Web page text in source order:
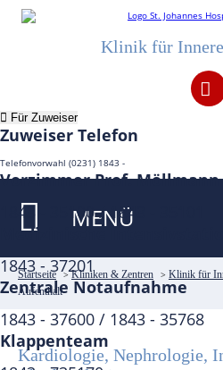
Klinik für
Für Zuweiser
Zuweiser Telefon
Telefonvorwahl (0231) 1843 -
Vorzimmer Prof. Möllmann
1843 - 35100 / 1843 - 35101
Medizinische Intensivstation
1843 - 37201
Zentrale Notaufnahme
1843 - 37600 / 1843 - 35768
Klappenteam
MENÜ
Startseite >Kliniken & Zentren > Klinik für
Aufenthalt
Kardiologie, Nephrologie,